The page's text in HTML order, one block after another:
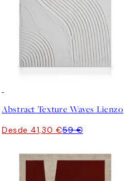
Abstract Texture Waves Lienzo
Desde 41,30 €59 €